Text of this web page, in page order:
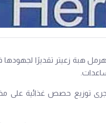
هبة زعيتر تقديرًا
جرى توزيع حصص غذائية